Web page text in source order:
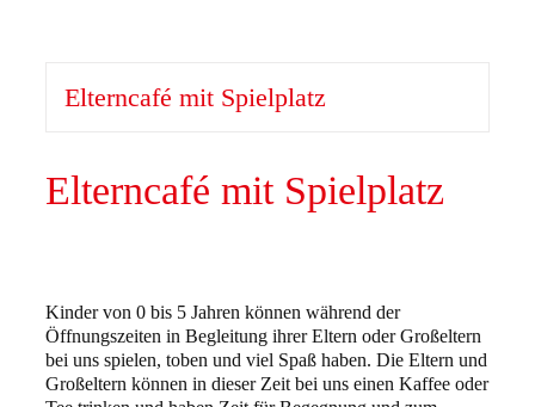
Elterncafé mit Spielplatz
Elterncafé mit Spielplatz
Kinder von 0 bis 5 Jahren können während der
Öffnungszeiten in Begleitung ihrer Eltern oder Großeltern
bei uns spielen, toben und viel Spaß haben. Die Eltern und
Großeltern können in dieser Zeit bei uns einen Kaffee oder